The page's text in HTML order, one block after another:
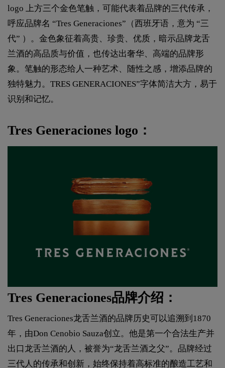
logo 上方三个金色笔触，可能代表着品牌的三代传承，
呼应品牌名 “Tres Generaciones”（西班牙语，意为 “三
代” ）。金色象征着高贵、珍贵、优质，暗示品牌龙舌
兰酒的高品质与价值，也传达出奢华、高端的品牌形
象。笔触的形态给人一种艺术、随性之感，增添品牌的
独特魅力。TRES GENERACIONES”字体简洁大方，易于
识别和记忆。
Tres Generaciones logo：
Tres Generaciones品牌介绍：
Tres Generaciones龙舌兰酒的品牌历史可以追溯到1870
年，由Don Cenobio Sauza创立。他是第一个合法生产并
出口龙舌兰酒的人，被誉为“龙舌兰酒之父”。品牌经过
三代人的传承和创新，始终保持着高标准的酿造工艺和